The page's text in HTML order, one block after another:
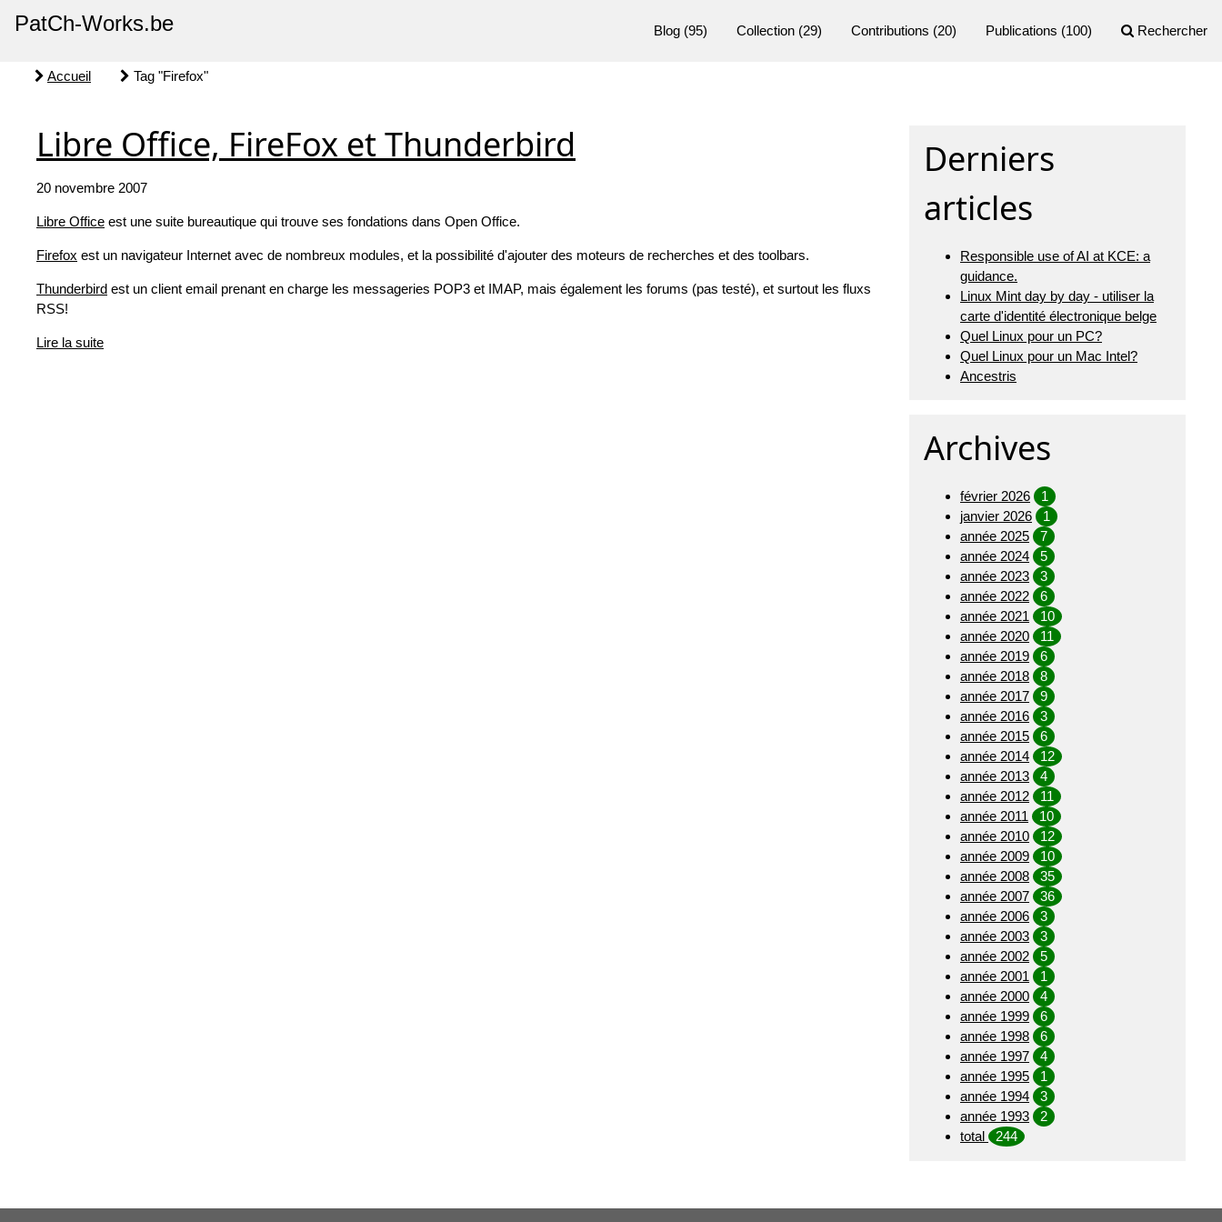
PatCh-Works.be Blog (95) Collection (29) Contributions (20) Publications (100) Rechercher
Accueil Tag "Firefox"
Libre Office, FireFox et Thunderbird
20 novembre 2007
Libre Office est une suite bureautique qui trouve ses fondations dans Open Office.
Firefox est un navigateur Internet avec de nombreux modules, et la possibilité d'ajouter des moteurs de recherches et des toolbars.
Thunderbird est un client email prenant en charge les messageries POP3 et IMAP, mais également les forums (pas testé), et surtout les fluxs
RSS!
Lire la suite
Derniers
articles
Responsible use of AI at KCE: a
guidance.
Linux Mint day by day - utiliser la
carte d'identité électronique belge
Quel Linux pour un PC?
Quel Linux pour un Mac Intel?
Ancestris
Archives
février 2026
1
janvier 2026
1
année 2025
7
année 2024
5
année 2023
3
année 2022
6
année 2021
10
année 2020
11
année 2019
6
année 2018
8
année 2017
9
année 2016
3
année 2015
6
année 2014
12
année 2013
4
année 2012
11
année 2011
10
année 2010
12
année 2009
10
année 2008
35
année 2007
36
année 2006
3
année 2003
3
année 2002
5
année 2001
1
année 2000
4
année 1999
6
année 1998
6
année 1997
4
année 1995
1
année 1994
3
année 1993
2
total
244